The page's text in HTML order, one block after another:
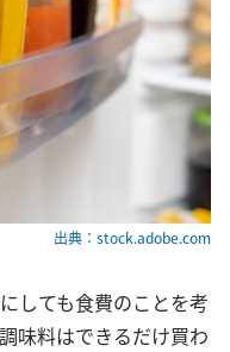
出典：stock.adobe.com
しても食費のことを考
味料はできるだけ買わ